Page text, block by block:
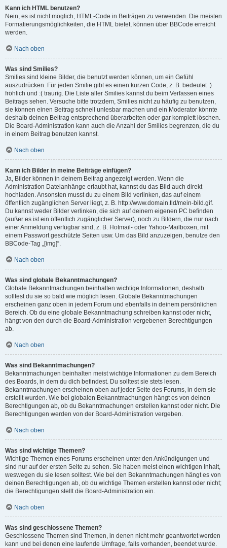
Kann ich HTML benutzen?
Nein, es ist nicht möglich, HTML-Code in Beiträgen zu verwenden. Die meisten
Formatierungsmöglichkeiten, die HTML bietet, können über BBCode erreicht
werden.
Nach oben
Was sind Smilies?
Smilies sind kleine Bilder, die benutzt werden können, um ein Gefühl
auszudrücken. Für jeden Smilie gibt es einen kurzen Code, z. B. bedeutet :)
fröhlich und :( traurig. Die Liste aller Smilies kannst du beim Verfassen eines
Beitrags sehen. Versuche bitte trotzdem, Smilies nicht zu häufig zu benutzen,
sie können einen Beitrag schnell unlesbar machen und ein Moderator könnte
deshalb deinen Beitrag entsprechend überarbeiten oder gar komplett löschen.
Die Board-Administration kann auch die Anzahl der Smilies begrenzen, die du
in einem Beitrag benutzen kannst.
Nach oben
Kann ich Bilder in meine Beiträge einfügen?
Ja, Bilder können in deinem Beitrag angezeigt werden. Wenn die
Administration Dateianhänge erlaubt hat, kannst du das Bild auch direkt
hochladen. Ansonsten musst du zu einem Bild verlinken, das auf einem
öffentlich zugänglichen Server liegt, z. B. http://www.domain.tld/mein-bild.gif.
Du kannst weder Bilder verlinken, die sich auf deinem eigenen PC befinden
(außer es ist ein öffentlich zugänglicher Server), noch zu Bildern, die nur nach
einer Anmeldung verfügbar sind, z. B. Hotmail- oder Yahoo-Mailboxen, mit
einem Passwort geschützte Seiten usw. Um das Bild anzuzeigen, benutze den
BBCode-Tag „[img]“.
Nach oben
Was sind globale Bekanntmachungen?
Globale Bekanntmachungen beinhalten wichtige Informationen, deshalb
solltest du sie so bald wie möglich lesen. Globale Bekanntmachungen
erscheinen ganz oben in jedem Forum und ebenfalls in deinem persönlichen
Bereich. Ob du eine globale Bekanntmachung schreiben kannst oder nicht,
hängt von den durch die Board-Administration vergebenen Berechtigungen
ab.
Nach oben
Was sind Bekanntmachungen?
Bekanntmachungen beinhalten meist wichtige Informationen zu dem Bereich
des Boards, in dem du dich befindest. Du solltest sie stets lesen.
Bekanntmachungen erscheinen oben auf jeder Seite des Forums, in dem sie
erstellt wurden. Wie bei globalen Bekanntmachungen hängt es von deinen
Berechtigungen ab, ob du Bekanntmachungen erstellen kannst oder nicht. Die
Berechtigungen werden von der Board-Administration vergeben.
Nach oben
Was sind wichtige Themen?
Wichtige Themen eines Forums erscheinen unter den Ankündigungen und
sind nur auf der ersten Seite zu sehen. Sie haben meist einen wichtigen Inhalt,
weswegen du sie lesen solltest. Wie bei den Bekanntmachungen hängt es von
deinen Berechtigungen ab, ob du wichtige Themen erstellen kannst oder nicht;
die Berechtigungen stellt die Board-Administration ein.
Nach oben
Was sind geschlossene Themen?
Geschlossene Themen sind Themen, in denen nicht mehr geantwortet werden
kann und bei denen eine laufende Umfrage, falls vorhanden, beendet wurde.